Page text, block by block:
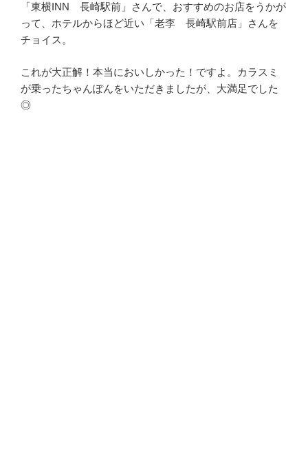
「東横INN 長崎駅前」さんで、おすすめのお店をうかが
って、ホテルからほど近い「老李 長崎駅前店」さんを
チョイス。
これが大正解！本当においしかった！ですよ。カラスミ
が乗ったちゃんぽんをいただきましたが、大満足でした
◎